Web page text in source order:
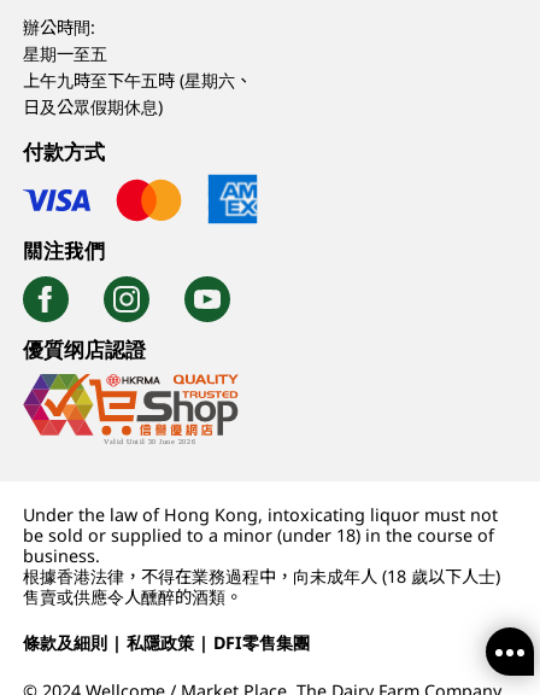
辦公時間:
星期一至五
上午九時至下午五時 (星期六、
日及公眾假期休息)
付款方式
關注我們
優質纲店認證
Under the law of Hong Kong, intoxicating liquor must not
be sold or supplied to a minor (under 18) in the course of
business.
根據香港法律，不得在業務過程中，向未成年人 (18 歲以下人士)
售賣或供應令人醺醉的酒類。
條款及細則 |私隱政策 | DFI零售集團